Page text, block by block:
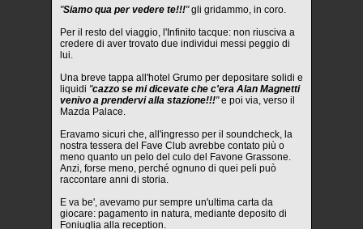
"Siamo qua per vedere te!!!"gli gridammo, in coro.
Per il resto del viaggio, l'Infinito tacque: non riusciva a
credere di aver trovato due individui messi peggio di
lui.
Una breve tappa all'hotel Grumo per depositare solidi e
liquidi "cazzo se mi dicevate che c'era Alan Magnetti
venivo a prendervi alla stazione!!!"e poi via, verso il
Mazda Palace.
Eravamo sicuri che, all'ingresso per il soundcheck, la
nostra tessera del Fave Club avrebbe contato più o
meno quanto un pelo del culo del Favone Grassone.
Anzi, forse meno, perché ognuno di quei peli può
raccontare anni di storia.
E va be', avevamo pur sempre un'ultima carta da
giocare: pagamento in natura, mediante deposito di
Foniuglia alla reception.